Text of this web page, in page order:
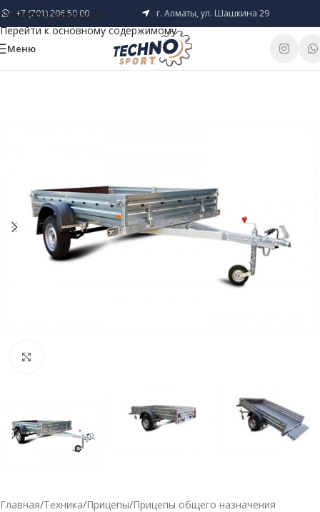
Перейти к навигации
Перейти к основному содержимому
+7 (701) 206 50 00 г. Алматы, ул. Шашкина 29
Меню
Главная/Техника/Прицепы/Прицепы общего назначения